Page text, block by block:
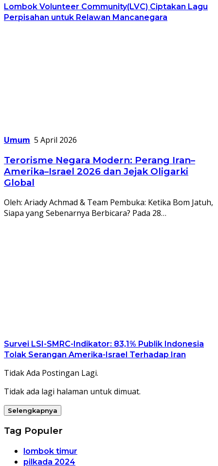
Lombok Volunteer Community(LVC) Ciptakan Lagu
Perpisahan untuk Relawan Mancanegara
Umum 5 April 2026
Terorisme Negara Modern: Perang Iran–
Amerika–Israel 2026 dan Jejak Oligarki
Global
Oleh: Ariady Achmad & Team Pembuka: Ketika Bom Jatuh,
Siapa yang Sebenarnya Berbicara? Pada 28…
Survei LSI-SMRC-Indikator: 83,1% Publik Indonesia
Tolak Serangan Amerika-Israel Terhadap Iran
Tidak Ada Postingan Lagi.
Tidak ada lagi halaman untuk dimuat.
Selengkapnya
Tag Populer
lombok timur
pilkada 2024